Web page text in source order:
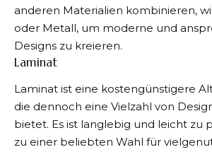
anderen Materialien kombinieren,
oder Metall, um moderne und
Designs zu kreieren.
Laminat
Laminat ist eine kostengünstigere
die dennoch eine Vielzahl von
bietet. Es ist langlebig und leicht zu
zu einer beliebten Wahl für